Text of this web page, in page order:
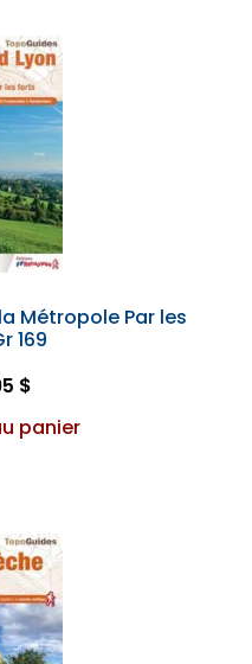
Métropole Par les
169
$
panier